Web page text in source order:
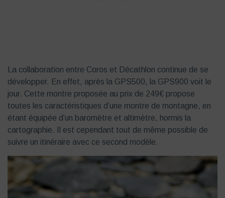
La collaboration entre Coros et Décathlon continue de se
développer. En effet, après la GPS500, la GPS900 voit le
jour. Cette montre proposée au prix de 249€ propose
toutes les caractéristiques d’une montre de montagne, en
étant équipée d’un baromètre et altimètre, hormis la
cartographie. Il est cependant tout de même possible de
suivre un itinéraire avec ce second modèle.